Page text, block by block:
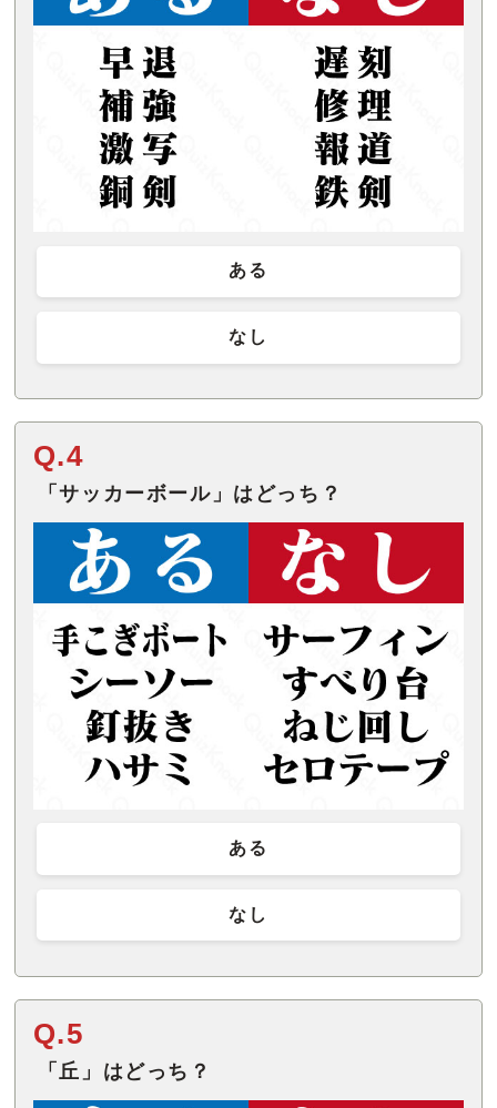
ある
なし
Q.4
「サッカーボール」はどっち？
ある
なし
Q.5
「丘」はどっち？